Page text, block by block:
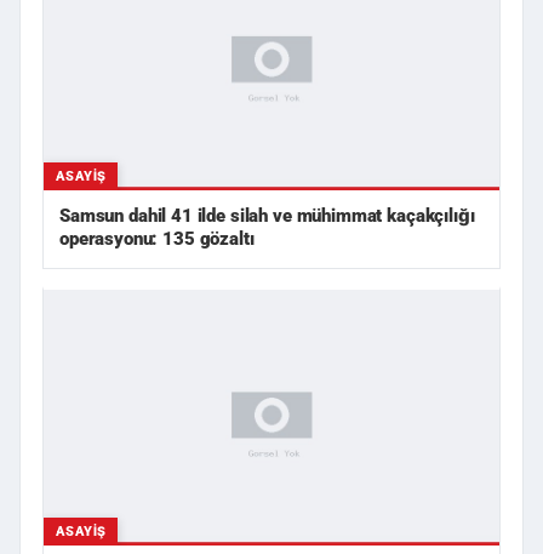
ASAYIŞ
Samsun dahil 41 ilde silah ve mühimmat kaçakçılığı
operasyonu: 135 gözaltı
ASAYIŞ